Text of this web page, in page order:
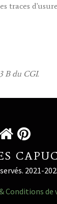
traces
B du CGI.

2021-
Conditions de